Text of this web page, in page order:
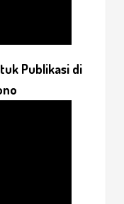
Publikasi di